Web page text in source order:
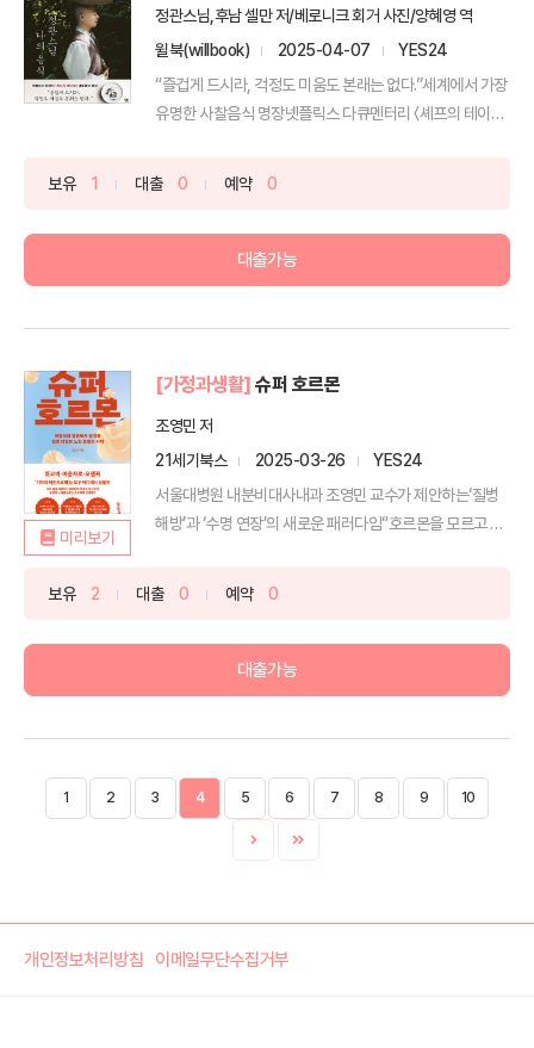
정관스님,후남 셀만 저/베로니크 회거 사진/양혜영 역
윌북(willbook)
2025-04-07
YES24
“즐겁게 드시라, 걱정도 미움도 본래는 없다.”세계에서 가장
유명한 사찰음식 명장넷플릭스 다큐멘터리 〈셰프의 테이
보유 1 대출 0 예약 0
대출가능
미리보기
[가정과생활] 슈퍼 호르몬
조영민 저
21세기북스
2025-03-26
YES24
서울대병원 내분비대사내과 조영민 교수가 제안하는‘질병
해방’과 ‘수명 연장’의 새로운 패러다임“호르몬을 모르고 건
보유 2 대출 0 예약 0
대출가능
1 2 3 4 5 6 7 8 9 10
개인정보처리방침 이메일무단수집거부